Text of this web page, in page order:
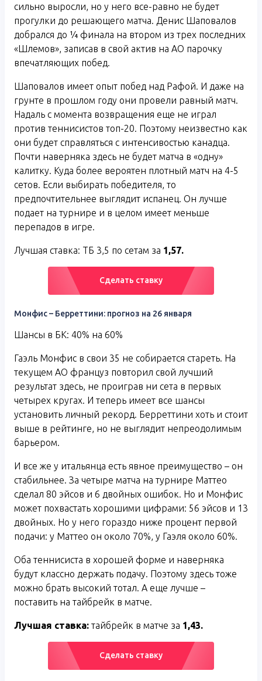
сильно выросли, но у него все-равно не будет
прогулки до решающего матча. Денис Шаповалов
добрался до ¼ финала на втором из трех последних
«Шлемов», записав в свой актив на АО парочку
впечатляющих побед.
Шаповалов имеет опыт побед над Рафой. И даже на
грунте в прошлом году они провели равный матч.
Надаль с момента возвращения еще не играл
против теннисистов топ-20. Поэтому неизвестно как
они будет справляться с интенсивостью канадца.
Почти наверняка здесь не будет матча в «одну»
калитку. Куда более вероятен плотный матч на 4-5
сетов. Если выбирать победителя, то
предпочтительнее выглядит испанец. Он лучше
подает на турнире и в целом имеет меньше
перепадов в игре.
Лучшая ставка: ТБ 3,5 по сетам за 1,57.
Сделать ставку
Монфис – Берреттини: прогноз на 26 января
Шансы в БК: 40% на 60%
Гаэль Монфис в свои 35 не собирается стареть. На
текущем АО француз повторил свой лучший
результат здесь, не проиграв ни сета в первых
четырех кругах. И теперь имеет все шансы
установить личный рекорд. Берреттини хоть и стоит
выше в рейтинге, но не выглядит непреодолимым
барьером.
И все же у итальянца есть явное преимущество – он
стабильнее. За четыре матча на турнире Маттео
сделал 80 эйсов и 6 двойных ошибок. Но и Монфис
может похвастать хорошими цифрами: 56 эйсов и 13
двойных. Но у него гораздо ниже процент первой
подачи: у Маттео он около 70%, у Гаэля около 60%.
Оба теннисиста в хорошей форме и наверняка
будут классно держать подачу. Поэтому здесь тоже
можно брать высокий тотал. А еще лучше –
поставить на тайбрейк в матче.
Лучшая ставка: тайбрейк в матче за 1,43.
Сделать ставку